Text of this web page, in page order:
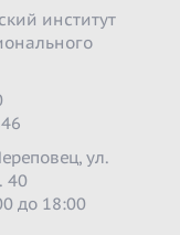
институт
ул.
40
до 18:00